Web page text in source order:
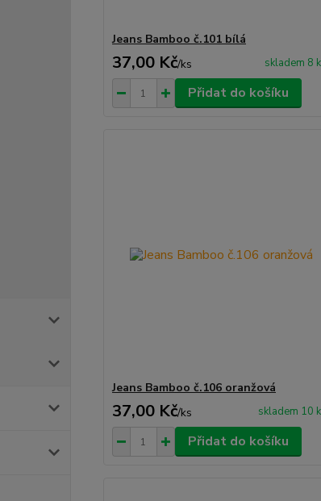
Jeans Bamboo č.101 bílá
37,00 Kč/ks skladem 8
Přidat do košíku
Jeans Bamboo č.106 oranžová
37,00 Kč/ks skladem 10
Přidat do košíku